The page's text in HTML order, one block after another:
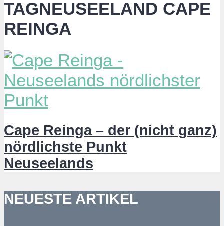
TAGNEUSEELAND CAPE
REINGA
Cape Reinga – der (nicht ganz)
nördlichste Punkt
Neuseelands
NEUESTE ARTIKEL